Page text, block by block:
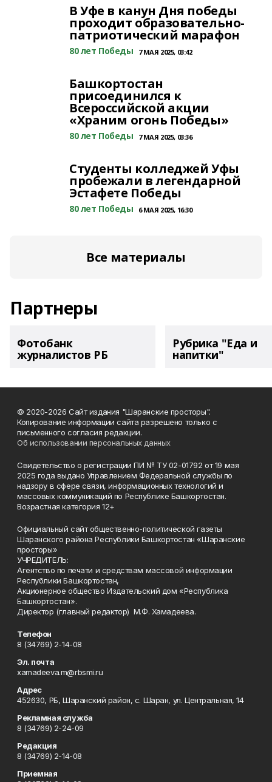
В Уфе в канун Дня победы
проходит образовательно-
патриотический марафон
80 лет Победы 7 МАЯ 2025, 03:42
Башкортостан
присоединился к
Всероссийской акции
«Храним огонь Победы»
80 лет Победы 7 МАЯ 2025, 03:36
Студенты колледжей Уфы
пробежали в легендарной
Эстафете Победы
80 лет Победы 6 МАЯ 2025, 16:30
Все материалы
Партнеры
Фотобанк
журналистов РБ
Рубрика "Еда и
напитки"
© 2020-2026 Сайт издания "Шаранские просторы".
Копирование информации сайта разрешено только с
письменного согласия редакции.
Об использовании персональных данных
Свидетельство о регистрации ПИ № ТУ 02-01792 от 19 мая
2025 года выдано Управлением Федеральной службы по
надзору в сфере связи, информационных технологий и
массовых коммуникаций по Республике Башкортостан.
Возрастная категория 12+
Официальный сайт общественно-политической газеты
Шаранского района Республики Башкортостан «Шаранские
просторы»
УЧРЕДИТЕЛЬ:
Агентство по печати и средствам массовой информации
Республики Башкортостан,
Акционерное общество Издательский дом «Республика
Башкортостан».
Директор (главный редактор) М.Ф. Хамадеева.
Телефон
8 (34769) 2-14-08
Эл. почта
xamadeeva.m@rbsmi.ru
Адрес
452630, РБ, Шаранский район, с. Шаран, ул. Центральная, 14
Рекламная служба
8 (34769) 2-24-09
Редакция
8 (34769) 2-14-08
Приемная